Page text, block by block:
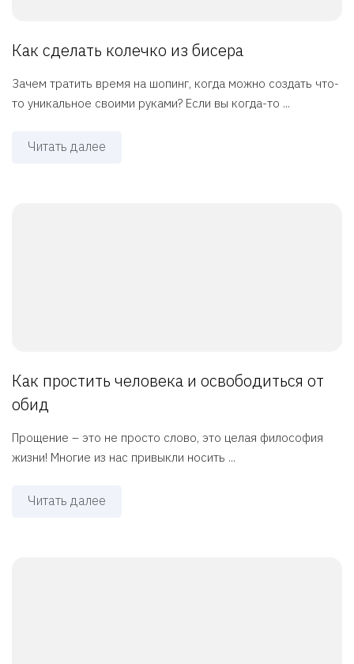
Как сделать колечко из бисера
Зачем тратить время на шопинг, когда можно создать что-
то уникальное своими руками? Если вы когда-то ...
Читать далее
Как простить человека и освободиться от
обид
Прощение – это не просто слово, это целая философия
жизни! Многие из нас привыкли носить ...
Читать далее